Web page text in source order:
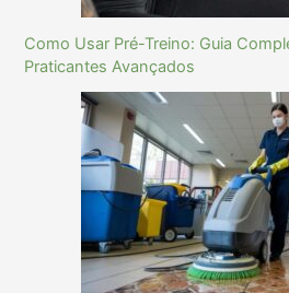
Como Usar Pré-Treino: Guia
Praticantes Avançados